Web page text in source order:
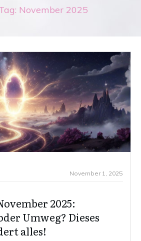
November 2025
November 1, 2025
2025:
Umweg? Dieses
alles!